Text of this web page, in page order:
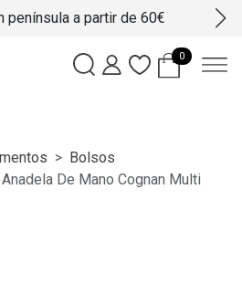
península a partir de 60€
0
Bolsos
De Mano Cognan Multi